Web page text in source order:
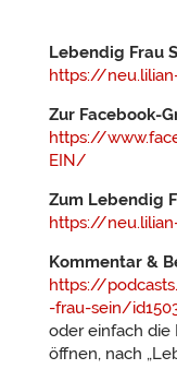
Lebendig Frau
https://
Zur Facebook-
https://
EIN/
Zum Lebendig
https://
Kommentar &
https://
-frau-sein/
oder einfach die
öffnen, nach